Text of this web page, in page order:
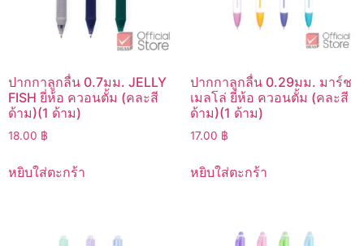
ปากกาลูกลื่น 0.7มม. JELLY
FISH ยี่ห้อ ควอนตั้ม (คละสี
ด้าม)(1 ด้าม)
18.00 ฿
หยิบใส่ตะกร้า
ปากกาลูกลื่น 0.29มม. มาร์ช
เมลโล่ ยี่ห้อ ควอนตั้ม (คละสี
ด้าม)(1 ด้าม)
17.00 ฿
หยิบใส่ตะกร้า